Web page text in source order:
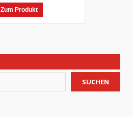
Zum Produkt
SUCHEN